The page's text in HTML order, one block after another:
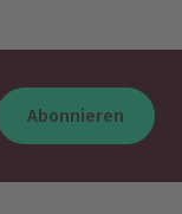
Abonnieren